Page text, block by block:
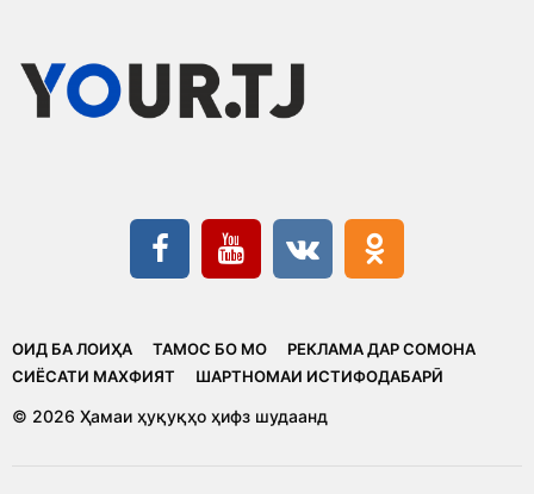
ОИД БА ЛОИҲА ТАМОС БО МО
РЕКЛАМА ДАР СОМОНА
CИЁСАТИ МАХФИЯТ
ШАРТНОМАИ ИСТИФОДАБАРӢ
© 2026 Ҳамаи ҳуқуқҳо ҳифз шудаанд